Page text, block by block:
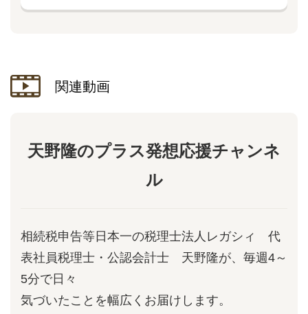
関連動画
天野隆のプラス発想応援チャンネ
ル
相続税申告等日本一の税理士法人レガシィ 代
表社員税理士・公認会計士 天野隆が、毎週4～
5分で日々
気づいたことを幅広くお届けします。